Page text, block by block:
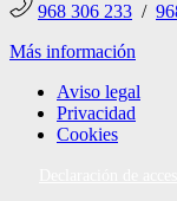
968 306 233 /
Más información
Aviso legal
Privacidad
Cookies